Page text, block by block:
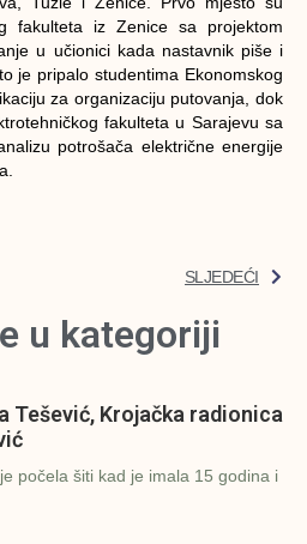
fakulteta iz Zenice sa projektom
u učionici kada nastavnik piše i
je pripalo studentima Ekonomskog
za organizaciju putovanja, dok
fakulteta u Sarajevu sa
potrošača električne energije
SLJEDEĆI
u kategoriji
Tešević, Krojačka radionica
počela šiti kad je imala 15 godina i